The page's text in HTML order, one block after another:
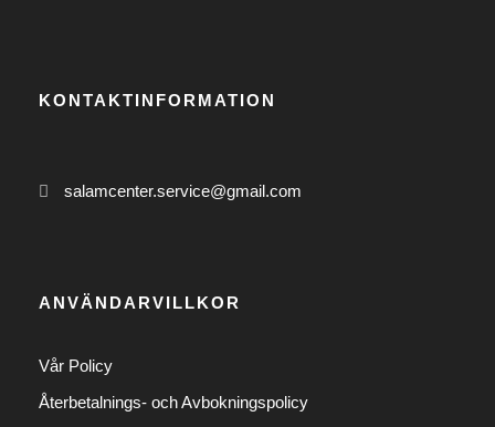
KONTAKTINFORMATION
salamcenter.service@gmail.com
ANVÄNDARVILLKOR
Vår Policy
Återbetalnings- och Avbokningspolicy